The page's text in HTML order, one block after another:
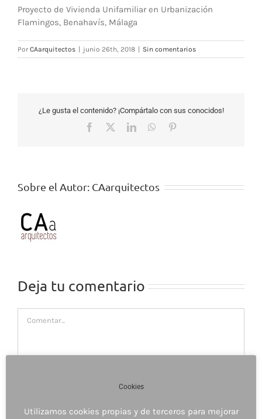
Proyecto de Vivienda Unifamiliar en Urbanización
Flamingos, Benahavís, Málaga
PorCAarquitectos junio 26th, 2018 Sin comentarios
¿Le gusta el contenido? ¡Compártalo con sus conocidos!
Facebook LinkedInWhatsApp
Sobre el Autor: CAarquitectos
Deja tu comentario
Cookies
Utilizamos cookies propias y de terceros para mejorar